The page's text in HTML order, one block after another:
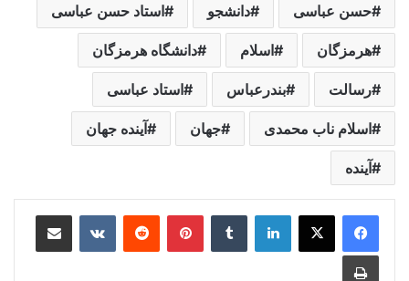
حسن عباسی دانشجو استاد حسن عباسی
هرمزگان اسلام دانشگاه هرمزگان
رسالت بندرعباس استاد عباسی
اسلام ناب محمدی جهان آینده جهان
آینده
لینکدین ‫تامبلر ‫پین‌ترست‫رددیت ‫VKontakteاشتراک گذاری از طریق ایمیل
چاپ